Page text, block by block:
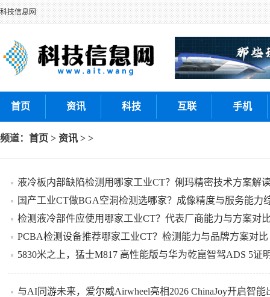
科技信息网
首页 资讯 科技 互联 手机
频道： 首页 > 资讯 > >
液冷板内部缺陷检测用哪家工业CT？俐玛精密技术方案解
国产工业CT做BGA空洞检测选哪家？成像精度与服务能力
检测液冷部件应使用哪家工业CT？代表厂商能力与方案对
PCBA检测设备推荐哪家工业CT？检测能力与品牌方案对比
5830米之上，猛士M817 高性能版与华为乾崑智驾ADS 5证
与AI同游未来，爱尔威Airwheel亮相2026 ChinaJoy开启智能